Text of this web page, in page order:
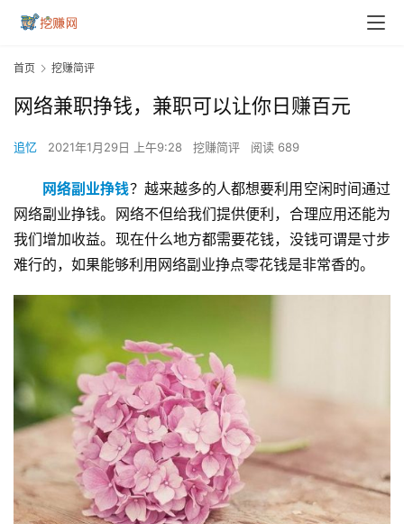
首页 挖赚简评
网络兼职挣钱，兼职可以让你日赚百元
追忆 2021年1月29日 上午9:28 挖赚简评 阅读 689
网络副业挣钱？越来越多的人都想要利用空闲时间通过
网络副业挣钱。网络不但给我们提供便利，合理应用还能为
我们增加收益。现在什么地方都需要花钱，没钱可谓是寸步
难行的，如果能够利用网络副业挣点零花钱是非常香的。